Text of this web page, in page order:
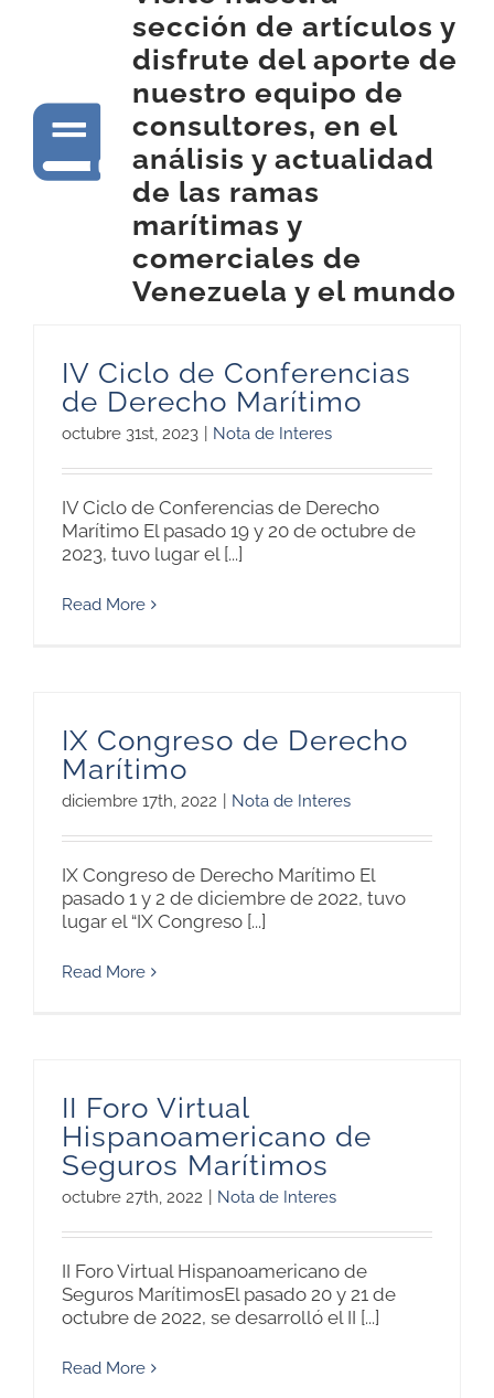
sección de artículos y
disfrute del aporte de
nuestro equipo de
consultores, en el
análisis y actualidad
de las ramas
marítimas y
comerciales de
Venezuela y el mundo
IV Ciclo de Conferencias
de Derecho Marítimo
octubre 31st, 2023 Nota de Interes
IV Ciclo de Conferencias de Derecho
Marítimo El pasado 19 y 20 de octubre de
2023, tuvo lugar el [...]
Read More
IX Congreso de Derecho
Marítimo
diciembre 17th, 2022 Nota de Interes
IX Congreso de Derecho Marítimo El
pasado 1 y 2 de diciembre de 2022, tuvo
lugar el “IX Congreso [...]
Read More
II Foro Virtual
Hispanoamericano de
Seguros Marítimos
octubre 27th, 2022 Nota de Interes
II Foro Virtual Hispanoamericano de
Seguros MarítimosEl pasado 20 y 21 de
octubre de 2022, se desarrolló el II [...]
Read More